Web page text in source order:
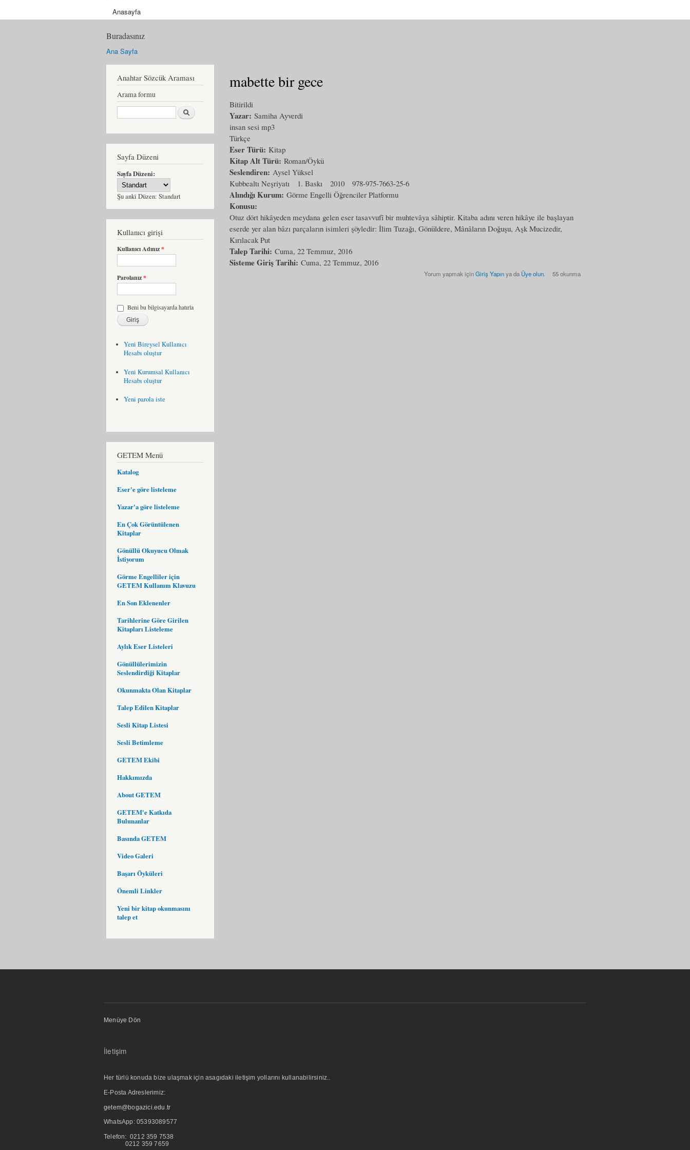
Anasayfa
Buradasınız
Ana Sayfa
Anahtar Sözcük Araması
Arama formu
Ara
Sayfa Düzeni
Sayfa Düzeni:
Şu anki Düzen: Standart
Kullanıcı girişi
Kullanıcı Adınız*
Parolanız*
Beni bu bilgisayarda hatırla
Yeni Bireysel Kullanıcı
Hesabı oluştur
Yeni Kurumsal Kullanıcı
Hesabı oluştur
Yeni parola iste
GETEM Menü
Katalog
Eser'e göre listeleme
Yazar'a göre listeleme
En Çok Görüntülenen
Kitaplar
Gönüllü Okuyucu Olmak
İstiyorum
Görme Engelliler için
GETEM Kullanım Klavuzu
En Son Eklenenler
Tarihlerine Göre Girilen
Kitapları Listeleme
Aylık Eser Listeleri
Gönüllülerimizin
Seslendirdiği Kitaplar
Okunmakta Olan Kitaplar
Talep Edilen Kitaplar
Sesli Kitap Listesi
Sesli Betimleme
GETEM Ekibi
Hakkımızda
About GETEM
GETEM'e Katkıda
Bulunanlar
Basında GETEM
Video Galeri
Başarı Öyküleri
Önemli Linkler
Yeni bir kitap okunmasını
talep et
mabette bir gece
Bitirildi
Yazar: Samiha Ayverdi
insan sesi mp3
Türkçe
Eser Türü: Kitap
Kitap Alt Türü: Roman/Öykü
Seslendiren: Aysel Yüksel
Kubbealtı Neşriyatı
1. Baskı 2010 978-975-7663-25-6
Alındığı Kurum: Görme Engelli Öğrenciler Platformu
Konusu:
Otuz dört hikâyeden meydana gelen eser tasavvufî bir muhtevâya sâhiptir. Kitaba adını veren hikâye ile başlayan
eserde yer alan bâzı parçaların isimleri şöyledir: İlim Tuzağı, Gönüldere, Mânâların Doğuşu, Aşk Mucizedir,
Kırılacak Put
Talep Tarihi: Cuma, 22 Temmuz, 2016
Sisteme Giriş Tarihi: Cuma, 22 Temmuz, 2016
Yorum yapmak içinGiriş Yapınya da Üye olun. 55 okunma
Menüye Dön
İletişim
Her türlü konuda bize ulaşmak için asagıdaki iletişim yollarını kullanabilirsiniz..
E-Posta Adreslerimiz:
getem@bogazici.edu.tr
WhatsApp: 05393089577
Telefon: 0212 359 7538
0212 359 7659